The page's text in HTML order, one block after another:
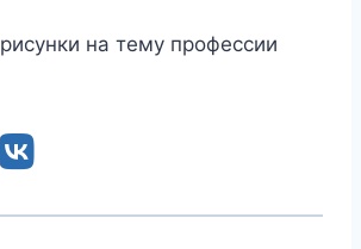
на тему профессии